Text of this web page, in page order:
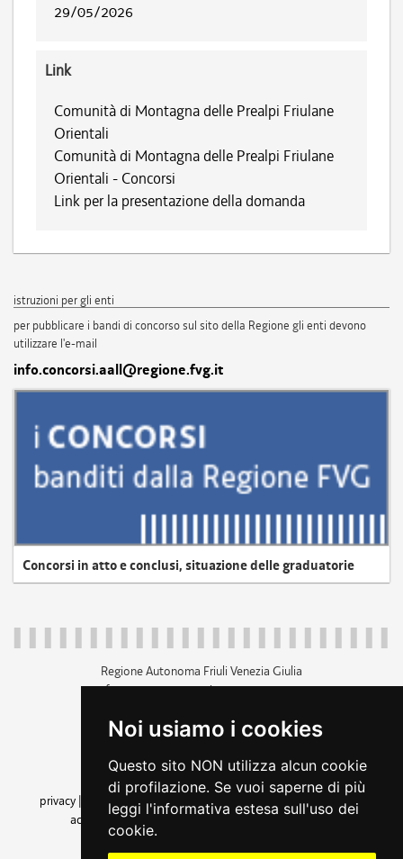
Noi usiamo i cookies
Questo sito NON utilizza alcun cookie
di profilazione. Se vuoi saperne di più
leggi l'informativa estesa sull'uso dei
cookie.
29/05/2026
Link
Comunità di Montagna delle Prealpi Friulane
Orientali
Comunità di Montagna delle Prealpi Friulane
Orientali - Concorsi
Link per la presentazione della domanda
istruzioni per gli enti
per pubblicare i bandi di concorso sul sito della Regione gli enti devono
utilizzare l'e-mail
info.concorsi.aall@regione.fvg.it
Concorsi in atto e conclusi, situazione delle graduatorie
Regione Autonoma Friuli Venezia Giulia
c.f. 80014930327; p.iva 00526040324
+39 040 3771111
amministrazione trasparente
privacy
cookie |note legali accessibilità
dichiarazione di
accessibilità| feedback
cambio preferenze cookie